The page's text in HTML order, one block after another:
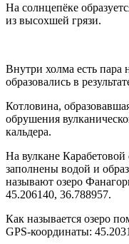
На солнцепёке
из высохшей грязи.
Внутри холма есть
образовались в
Котловина,
обрушения
кальдера.
На вулкане
заполнены водой и
называют озеро
45.206140, 36.788957.
Как называется озеро
GPS-координаты: